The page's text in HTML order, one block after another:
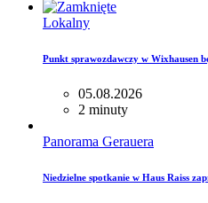
Lokalny
Punkt sprawozdawczy w Wixhausen
05.08.2026
2 minuty
Panorama Gerauera
Niedzielne spotkanie w Haus Raiss